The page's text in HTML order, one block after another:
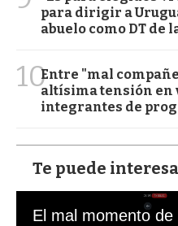
para dirigir a
abuelo como DT de
10Entre "mal
altísima tensión en
integrantes de
Te puede